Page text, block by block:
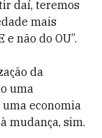
daí, teremos
mais
não do OU”.
da
uma
economia
mudança, sim.